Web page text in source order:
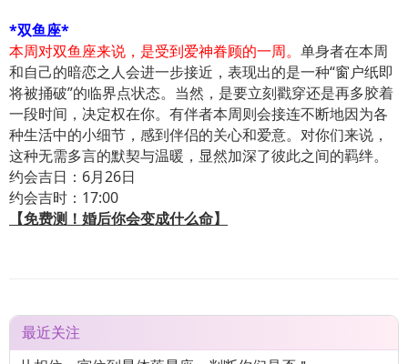
*双鱼座*
本周对双鱼座来说，是受到爱神眷顾的一周。 单身者在本周
和自己的暗恋之人会进一步接近，表现出的是一种“窗户纸即
将被捅破”的临界点状态。当然，是要立刻戳穿还是再多胶着
一段时间，决定权在你。有伴者本周则会接连不断地因为各
种生活中的小细节，感到伴侣的关心和爱意。对你们来说，
这种无需多言的默契与温暖，显然加深了彼此之间的羁绊。
约会吉日：6月26日
约会吉时：17:00
【免费测！婚后你会变成什么命】
最近关注